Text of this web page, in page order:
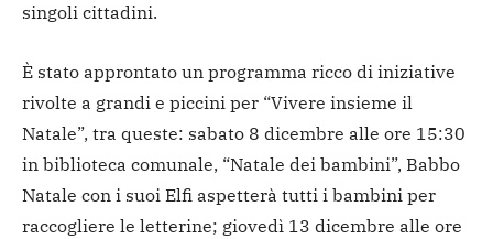
singoli cittadini.
È stato approntato un programma ricco di iniziative
rivolte a grandi e piccini per “Vivere insieme il
Natale”, tra queste: sabato 8 dicembre alle ore 15:30
in biblioteca comunale, “Natale dei bambini”, Babbo
Natale con i suoi Elfi aspetterà tutti i bambini per
raccogliere le letterine; giovedì 13 dicembre alle ore